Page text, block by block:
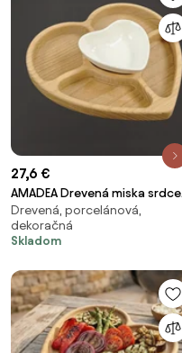
27,6 €
AMADEA Drevená miska srdce
delená s mištičkou, masívne
drevo, 20 cm
Drevená, porcelánová,
dekoračná
Skladom